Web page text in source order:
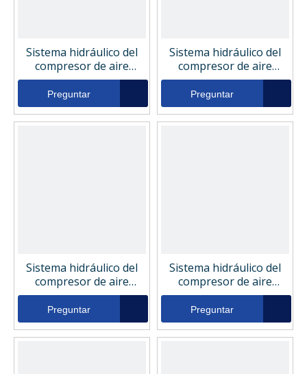
Sistema hidráulico del
compresor de aire
Elemento de filtro
hidráulico 45352
Preguntar
Sistema hidráulico del
compresor de aire
Elemento de filtro
hidráulico P171738
Preguntar
Sistema hidráulico del
compresor de aire
Elemento de filtro
hidráulico WGH9191
Preguntar
Sistema hidráulico del
compresor de aire
Elemento de filtro
hidráulico D41A10GAV
Preguntar